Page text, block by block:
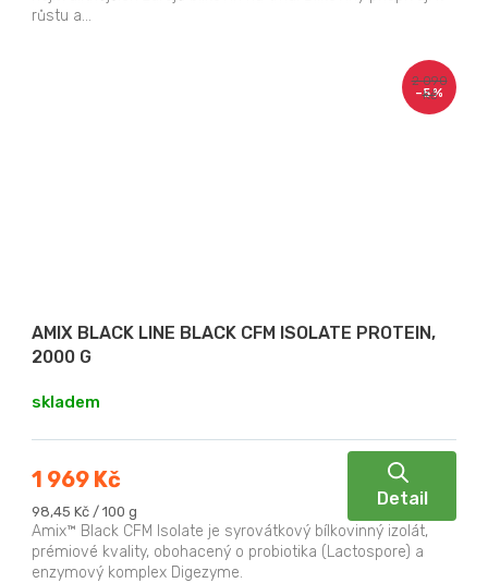
růstu a...
2 090
Kč
–5 %
AMIX BLACK LINE BLACK CFM ISOLATE PROTEIN,
2000 G
skladem
1 969 Kč
Měrná
cena:
98,45 Kč / 100 g
Detail
Amix™ Black CFM Isolate je syrovátkový bílkovinný izolát,
prémiové kvality, obohacený o probiotika (Lactospore) a
enzymový komplex Digezyme.